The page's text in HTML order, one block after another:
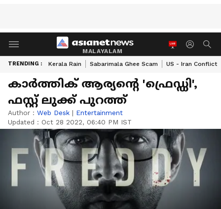
MALAYALAM
TRENDING : Kerala Rain Sabarimala Ghee Scam US - Iran Conflict
കാര്‍ത്തിക് ആര്യന്റെ 'ഫ്രെഡ്ഡി',
ഫസ്റ്റ് ലുക്ക് പുറത്ത്
Author : Web Desk | Entertainment
Updated : Oct 28 2022, 06:40 PM IST